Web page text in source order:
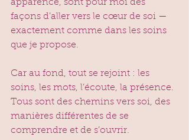
apparence, sont pour moi des
façons d’aller vers le cœur de soi —
exactement comme dans les soins
que je propose.
Car au fond, tout se rejoint : les
soins, les mots, l’écoute, la présence.
Tous sont des chemins vers soi, des
manières différentes de se
comprendre et de s’ouvrir.